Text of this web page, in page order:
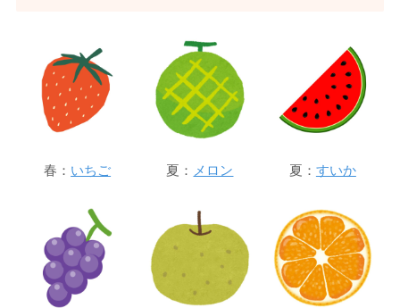
春： いちご 夏： メロン 夏： すいか